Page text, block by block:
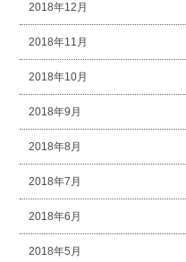
2018年12月
2018年11月
2018年10月
2018年9月
2018年8月
2018年7月
2018年6月
2018年5月